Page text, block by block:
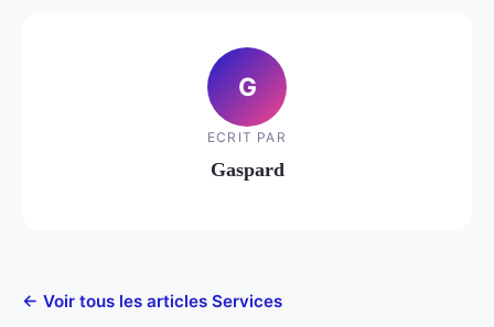
G
ECRIT PAR
Gaspard
← Voir tous les articles Services